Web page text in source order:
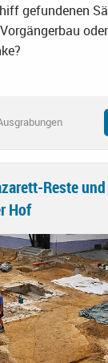
gefundenen
Reste und
Hof